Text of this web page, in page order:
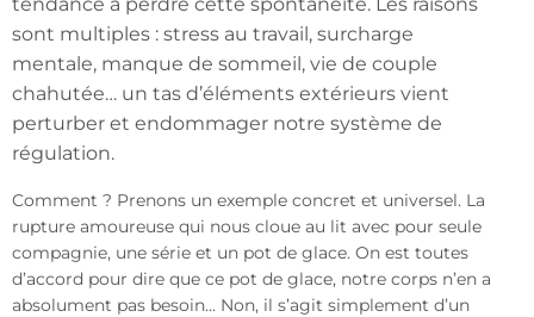
sont multiples : stress au travail, surcharge
mentale, manque de sommeil, vie de couple
chahutée… un tas d’éléments extérieurs vient
perturber et endommager notre système de
régulation.
Comment ? Prenons un exemple concret et universel. La
rupture amoureuse qui nous cloue au lit avec pour seule
compagnie, une série et un pot de glace. On est toutes
d’accord pour dire que ce pot de glace, notre corps n’en a
absolument pas besoin… Non, il s’agit simplement d’un